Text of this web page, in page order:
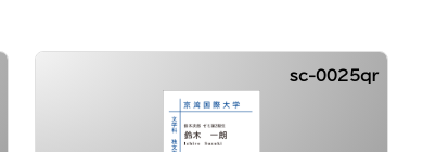
sc-0025qr